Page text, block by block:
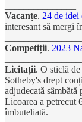
Vacanțe. 24 de idei
interesant să mergi
Competiții. 2023
Licitații. O sticlă
Sotheby's drept
adjudecată sâmbătă
Licoarea a petrecut
îmbuteliată.